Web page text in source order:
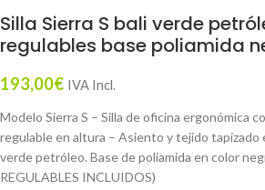
Silla Sierra S bali verde
regulables base poliamida
193,00€ IVA Incl.
Modelo Sierra S – Silla de oficina ergonómica
regulable en altura – Asiento y tejido tapizado
verde petróleo. Base de poliamida en color
REGULABLES INCLUIDOS)